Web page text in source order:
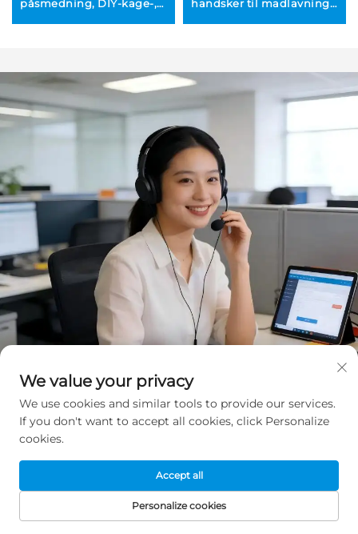
påsmedning, DIY-kage-,
brød- og smørbagning,
barbecue, BBQ-værktøjer
handsker til madlavning,
vandtætte, lange
Få et gratis tilbud
Vores repræsentant vil kontakte dig snart.
We value your privacy
We use cookies and similar tools to provide our services.
If you don't want to accept all cookies, click Personalize
cookies.
Personalize cookies
Accept all